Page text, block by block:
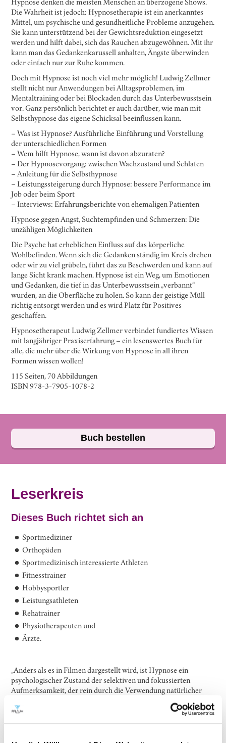
Hypnose denken die meisten Menschen an überzogene Shows.
Die Wahrheit ist jedoch: Hypnosetherapie ist ein anerkanntes
Mittel, um psychische und gesundheitliche Probleme anzugehen.
Sie kann unterstützend bei der Gewichtsreduktion eingesetzt
werden und hilft dabei, sich das Rauchen abzugewöhnen. Mit ihr
kann man das Gedankenkarussell anhalten, Ängste überwinden
oder einfach nur zur Ruhe kommen.
Doch mit Hypnose ist noch viel mehr möglich! Ludwig Zellmer
stellt nicht nur Anwendungen bei Alltagsproblemen, im
Mentaltraining oder bei Blockaden durch das Unterbewusstsein
vor. Ganz persönlich berichtet er auch darüber, wie man mit
Selbsthypnose das eigene Schicksal beeinflussen kann.
– Was ist Hypnose? Ausführliche Einführung und Vorstellung
der unterschiedlichen Formen
– Wem hilft Hypnose, wann ist davon abzuraten?
– Der Hypnosevorgang: zwischen Wachzustand und Schlafen
– Anleitung für die Selbsthypnose
– Leistungssteigerung durch Hypnose: bessere Performance im
Job oder beim Sport
– Interviews: Erfahrungsberichte von ehemaligen Patienten
Hypnose gegen Angst, Suchtempfinden und Schmerzen: Die
unzähligen Möglichkeiten
Die Psyche hat erheblichen Einfluss auf das körperliche
Wohlbefinden. Wenn sich die Gedanken ständig im Kreis drehen
oder wir zu viel grübeln, führt das zu Beschwerden und kann auf
lange Sicht krank machen. Hypnose ist ein Weg, um Emotionen
und Gedanken, die tief in das Unterbewusstsein „verbannt“
wurden, an die Oberfläche zu holen. So kann der geistige Müll
richtig entsorgt werden und es wird Platz für Positives
geschaffen.
Hypnosetherapeut Ludwig Zellmer verbindet fundiertes Wissen
mit langjähriger Praxiserfahrung – ein lesenswertes Buch für
alle, die mehr über die Wirkung von Hypnose in all ihren
Formen wissen wollen!
115 Seiten, 70 Abbildungen
ISBN 978-3-7905-1078-2
Buch bestellen
Leserkreis
Dieses Buch richtet sich an
Sportmediziner
Orthopäden
Sportmedizinisch interessierte Athleten
Fitnesstrainer
Hobbysportler
Leistungsathleten
Rehatrainer
Physiotherapeuten und
Ärzte.
„Anders als es in Filmen dargestellt wird, ist Hypnose ein
psychologischer Zustand der selektiven und fokussierten
Aufmerksamkeit, der rein durch die Verwendung natürlicher
angeborener Fähigkeiten mit Hilfe eines ausgebildeten
Therapeuten erreicht wird.